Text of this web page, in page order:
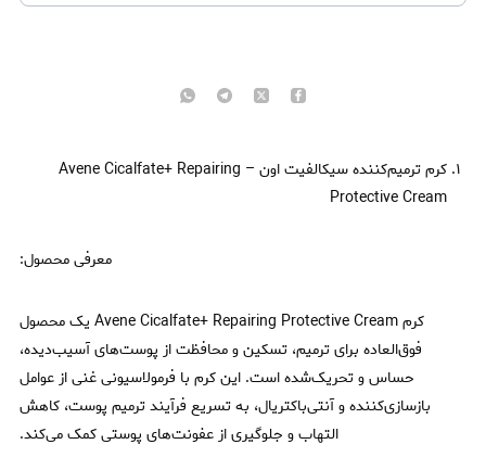
کرم ترمیم‌کننده سیکالفیت اون – Avene Cicalfate+ Repairing
Protective Cream
معرفی محصول:
کرم Avene Cicalfate+ Repairing Protective Cream یک محصول
فوق‌العاده برای ترمیم، تسکین و محافظت از پوست‌های آسیب‌دیده،
حساس و تحریک‌شده است. این کرم با فرمولاسیونی غنی از عوامل
بازسازی‌کننده و آنتی‌باکتریال، به تسریع فرآیند ترمیم پوست، کاهش
التهاب و جلوگیری از عفونت‌های پوستی کمک می‌کند.